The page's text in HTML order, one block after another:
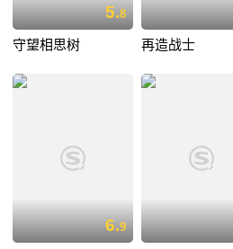
5.8
守望相思树 再造战士
6.9